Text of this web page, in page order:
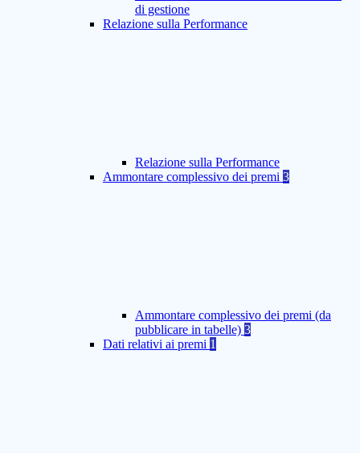
di gestione
Relazione sulla Performance
Relazione sulla Performance
Ammontare complessivo dei premi 3
Ammontare complessivo dei premi (da
pubblicare in tabelle) 3
Dati relativi ai premi 1